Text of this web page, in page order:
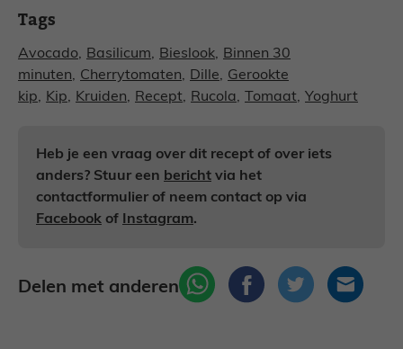
Tags
Avocado, Basilicum, Bieslook, Binnen 30
minuten, Cherrytomaten, Dille, Gerookte
kip, Kip, Kruiden, Recept, Rucola, Tomaat, Yoghurt
Heb je een vraag over dit recept of over iets
anders? Stuur een bericht via het
contactformulier of neem contact op via
Facebook of Instagram.
Delen met anderen